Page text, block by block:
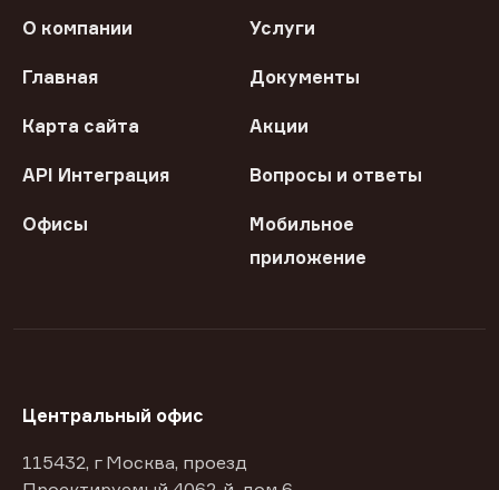
О компании Услуги
Главная Документы
Карта сайта Акции
API Интеграция Вопросы и ответы
Офисы
Мобильное
приложение
Центральный офис
115432, г Москва, проезд